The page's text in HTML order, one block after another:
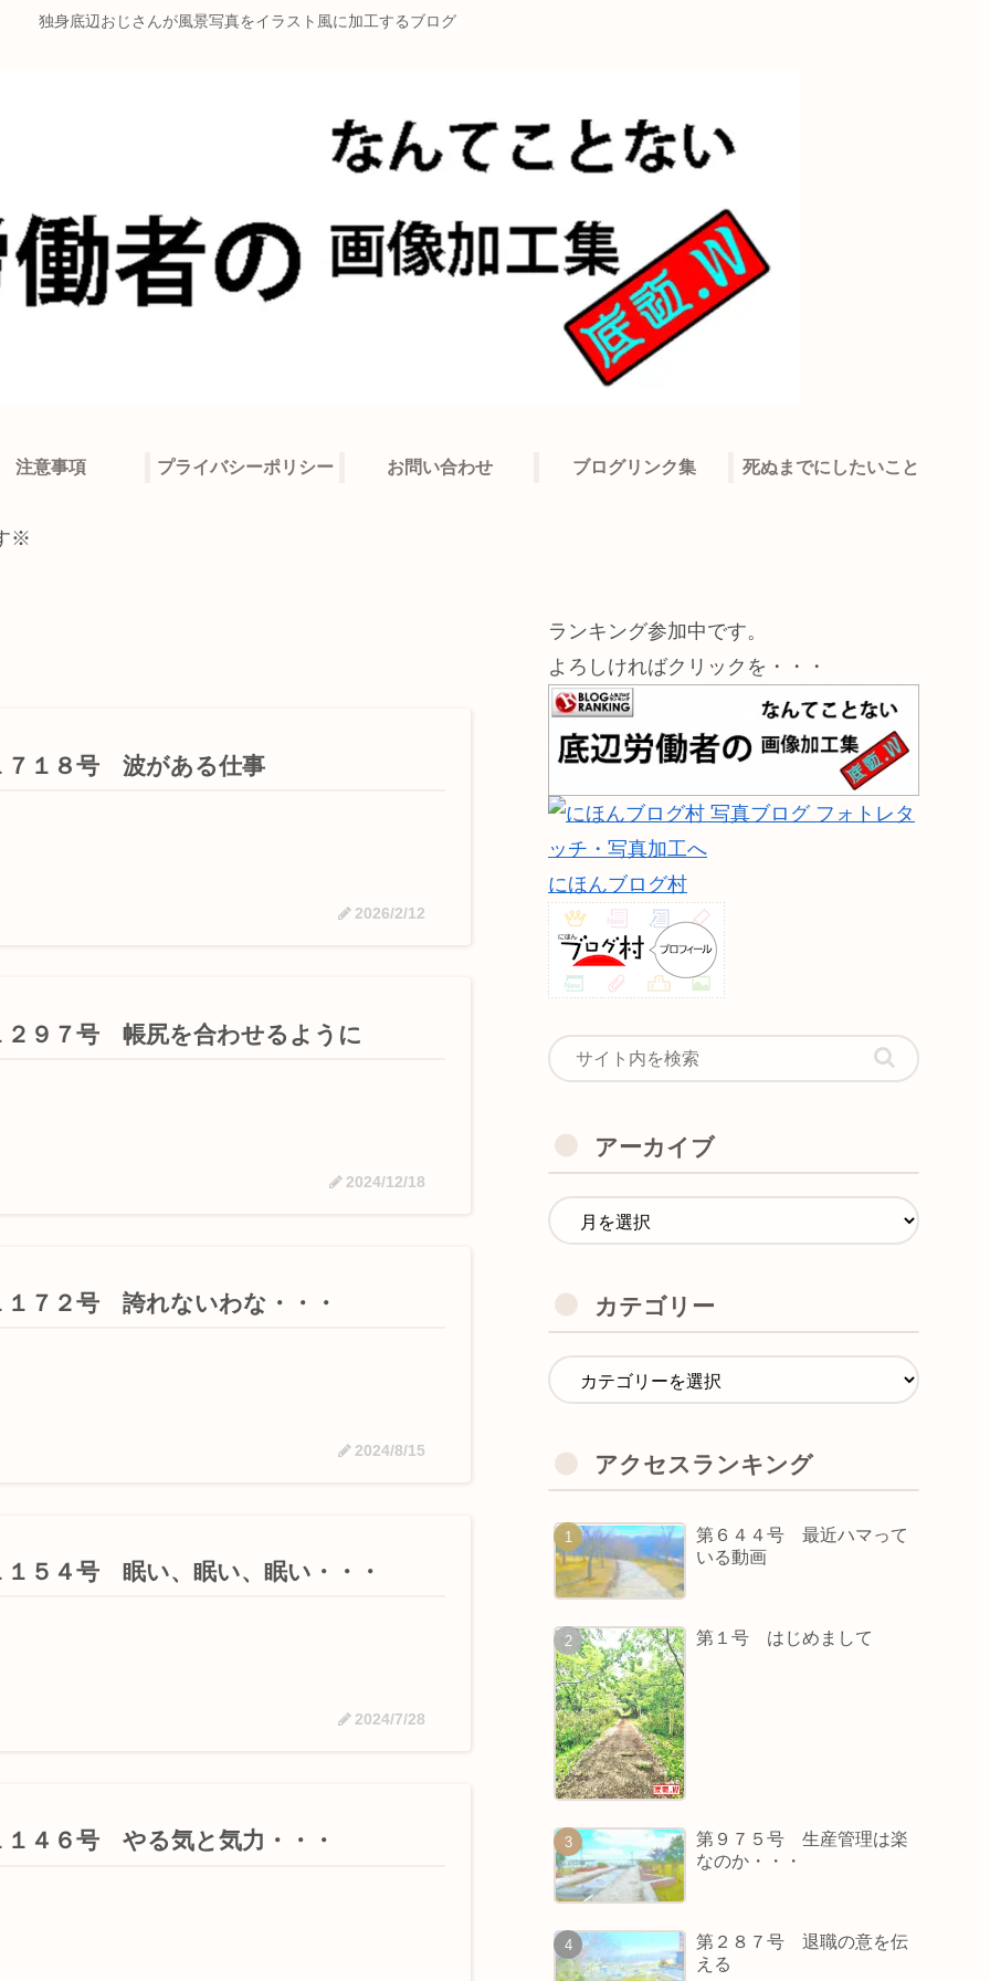
独身底辺おじさんが風景写真をイラスト風に加工するブログ
注意事項 プライバシーポリシー お問い合わせ ブログリンク集 死ぬまでにしたいこと
※
７１８号 波がある仕事
2026/2/12
２９７号 帳尻を合わせるように
2024/12/18
１７２号 誇れないわな・・・
2024/8/15
１５４号 眠い、眠い、眠い・・・
2024/7/28
１４６号 やる気と気力・・・
ランキング参加中です。
よろしければクリックを・・・
にほんブログ村
アーカイブ
カテゴリー
アクセスランキング
第６４４号 最近ハマって
いる動画
第１号 はじめまして
第９７５号 生産管理は楽
なのか・・・
第２８７号 退職の意を伝
える